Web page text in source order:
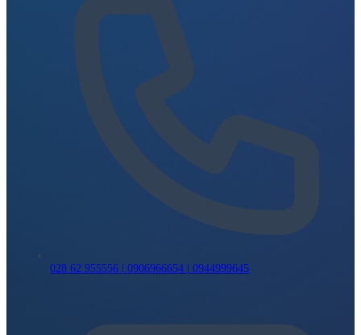
028 62 955556 | 0906966654 | 0944999645